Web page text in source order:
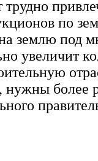
по
землю под
увеличит
нужны более